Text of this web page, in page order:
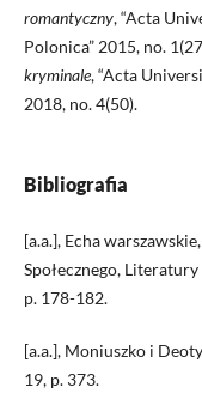
romantyczny, “Acta
Polonica” 2015, no.
kryminale, “Acta
2018, no. 4(50).
Bibliografia
[a.a.], Echa
Społecznego,
p. 178-182.
[a.a.], Moniuszko i
19, p. 373.